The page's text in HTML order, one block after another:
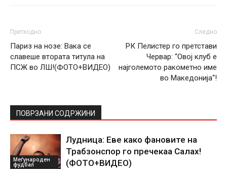
Претходно
Париз на нозе: Вака се
славеше втората титула на
ПСЖ во ЛШ!(ФОТО+ВИДЕО)
Следно
РК Пелистер го претстави
Червар: “Овој клуб е
најголемото ракометно име
во Македонија“!
ПОВРЗАНИ СОДРЖИНИ
Меѓународен
фудбал
Лудница: Еве како фановите на
Трабзонспор го пречекаа Салах!
(ФОТО+ВИДЕО)